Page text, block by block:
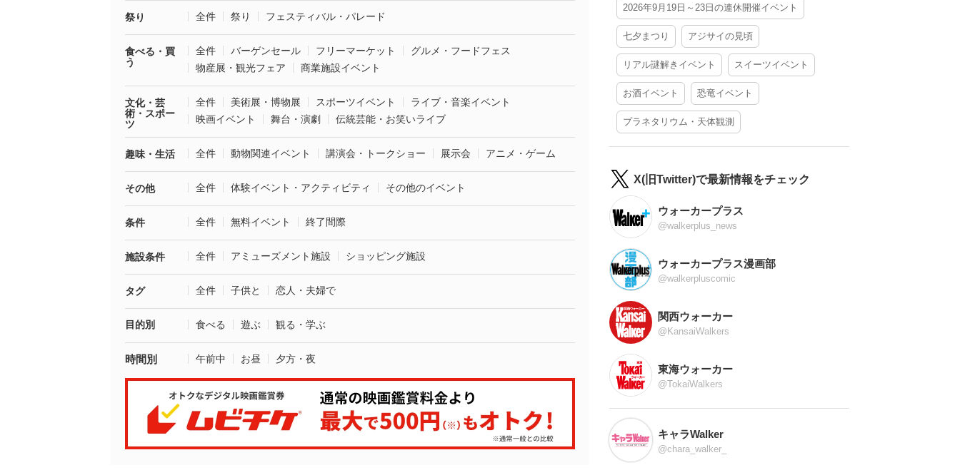
祭り 全件 祭り フェスティバル・パレード
食べる・買
う
全件 バーゲンセール フリーマーケット
グルメ・フードフェス
物産展・観光フェア
商業施設イベント
文化・芸
術・スポー
ツ
全件 美術展・博物展 スポーツイベント
ライブ・音楽イベント
映画イベント
舞台・演劇 伝統芸能・お笑いライブ
趣味・生活 全件 動物関連イベント 講演会・トークショー 展示会 アニメ・ゲーム
その他 全件 体験イベント・アクティビティ その他のイベント
条件 全件 無料イベント 終了間際
施設条件 全件 アミューズメント施設 ショッピング施設
タグ 全件 子供と 恋人・夫婦で
目的別 食べる 遊ぶ 観る・学ぶ
時間別 午前中 お昼 夕方・夜
2026年9月19日～23日の連休開催イベント
七夕まつり アジサイの見頃
リアル謎解きイベント スイーツイベント
お酒イベント 恐竜イベント
プラネタリウム・天体観測
X(旧Twitter)で最新情報をチェック
ウォーカープラス
@walkerplus_news
ウォーカープラス漫画部
@walkerpluscomic
関西ウォーカー
@KansaiWalkers
東海ウォーカー
@TokaiWalkers
キャラWalker
@chara_walker_